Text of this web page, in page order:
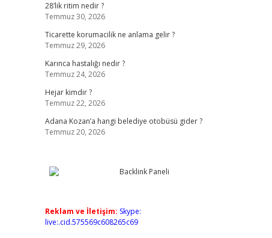
28’lik ritim nedir ?
Temmuz 30, 2026
Ticarette korumacilik ne anlama gelir ?
Temmuz 29, 2026
Karınca hastalığı nedir ?
Temmuz 24, 2026
Hejar kimdir ?
Temmuz 22, 2026
Adana Kozan’a hangi belediye otobüsü gider ?
Temmuz 20, 2026
Reklam ve İletişim: Skype:
live:.cid.575569c608265c69